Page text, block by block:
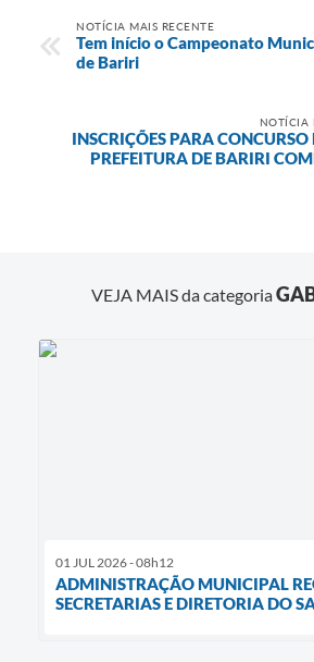
NOTÍCIA MAIS RECENTE
Tem início o Campeonato
de Bariri
NOTÍCIA
INSCRIÇÕES PARA
PREFEITURA DE BARIRI
VEJA MAIS da categoria
01 JUL 2026 - 08h12
ADMINISTRAÇÃO MUNICIPAL
SECRETARIAS E DIRETORIA DO